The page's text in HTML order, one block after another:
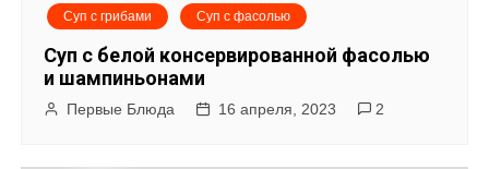
Суп с грибами Суп с фасолью
Суп с белой консервированной фасолью
и шампиньонами
Первые Блюда 16 апреля, 2023 2